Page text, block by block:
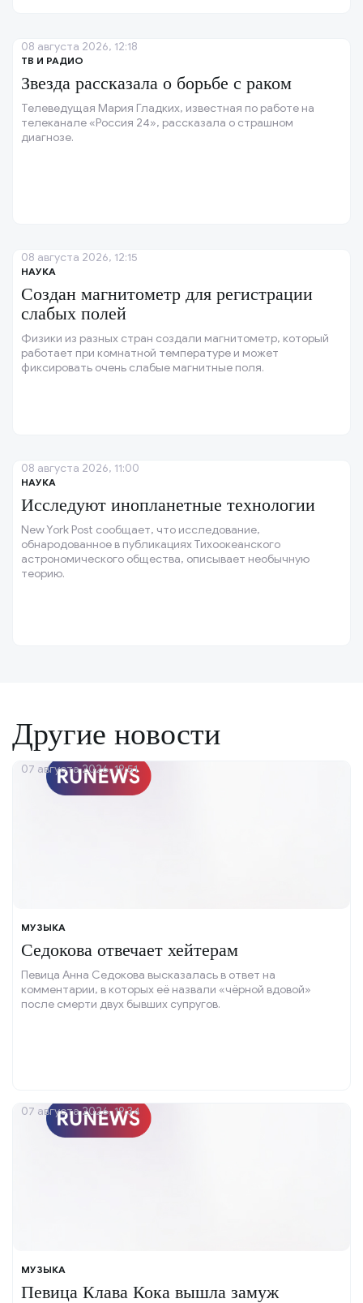
ТВ И РАДИО
Звезда рассказала о борьбе с раком
Телеведущая Мария Гладких, известная по работе на
телеканале «Россия 24», рассказала о страшном
диагнозе.
08 августа 2026, 12:18
НАУКА
Создан магнитометр для регистрации
слабых полей
Физики из разных стран создали магнитометр, который
работает при комнатной температуре и может
фиксировать очень слабые магнитные поля.
08 августа 2026, 12:15
НАУКА
Исследуют инопланетные технологии
New York Post сообщает, что исследование,
обнародованное в публикациях Тихоокеанского
астрономического общества, описывает необычную
теорию.
08 августа 2026, 11:00
Другие новости
МУЗЫКА
Седокова отвечает хейтерам
Певица Анна Седокова высказалась в ответ на
комментарии, в которых её назвали «чёрной вдовой»
после смерти двух бывших супругов.
07 августа 2026, 19:51
МУЗЫКА
Певица Клава Кока вышла замуж
07 августа 2026, 19:34